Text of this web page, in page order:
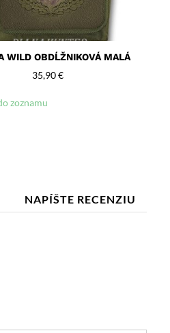
WILD OBDĹŽNIKOVÁ MALÁ
35,90€
zoznamu
NAPÍŠTE RECENZIU